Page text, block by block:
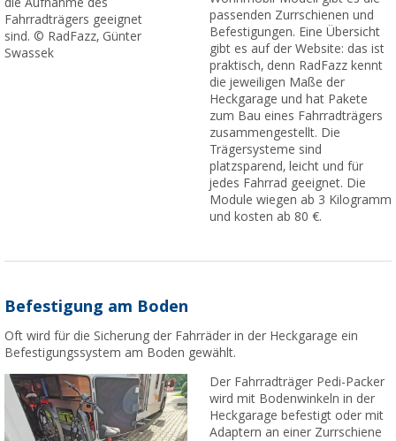
Fahrradträgers geeignet
sind. © RadFazz, Günter
Swassek
passenden Zurrschienen und
Befestigungen. Eine Übersicht
gibt es auf der Website: das ist
praktisch, denn RadFazz kennt
die jeweiligen Maße der
Heckgarage und hat Pakete
zum Bau eines Fahrradträgers
zusammengestellt. Die
Trägersysteme sind
platzsparend, leicht und für
jedes Fahrrad geeignet. Die
Module wiegen ab 3 Kilogramm
und kosten ab 80 €.
Befestigung am Boden
Oft wird für die Sicherung der Fahrräder in der Heckgarage ein
Befestigungssystem am Boden gewählt.
Der Fahrradträger Pedi-Packer
wird mit Bodenwinkeln in der
Heckgarage befestigt oder mit
Adaptern an einer Zurrschiene